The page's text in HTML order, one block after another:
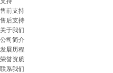
售前支持
售后支持
关于我们
公司简介
发展历程
荣誉资质
联系我们